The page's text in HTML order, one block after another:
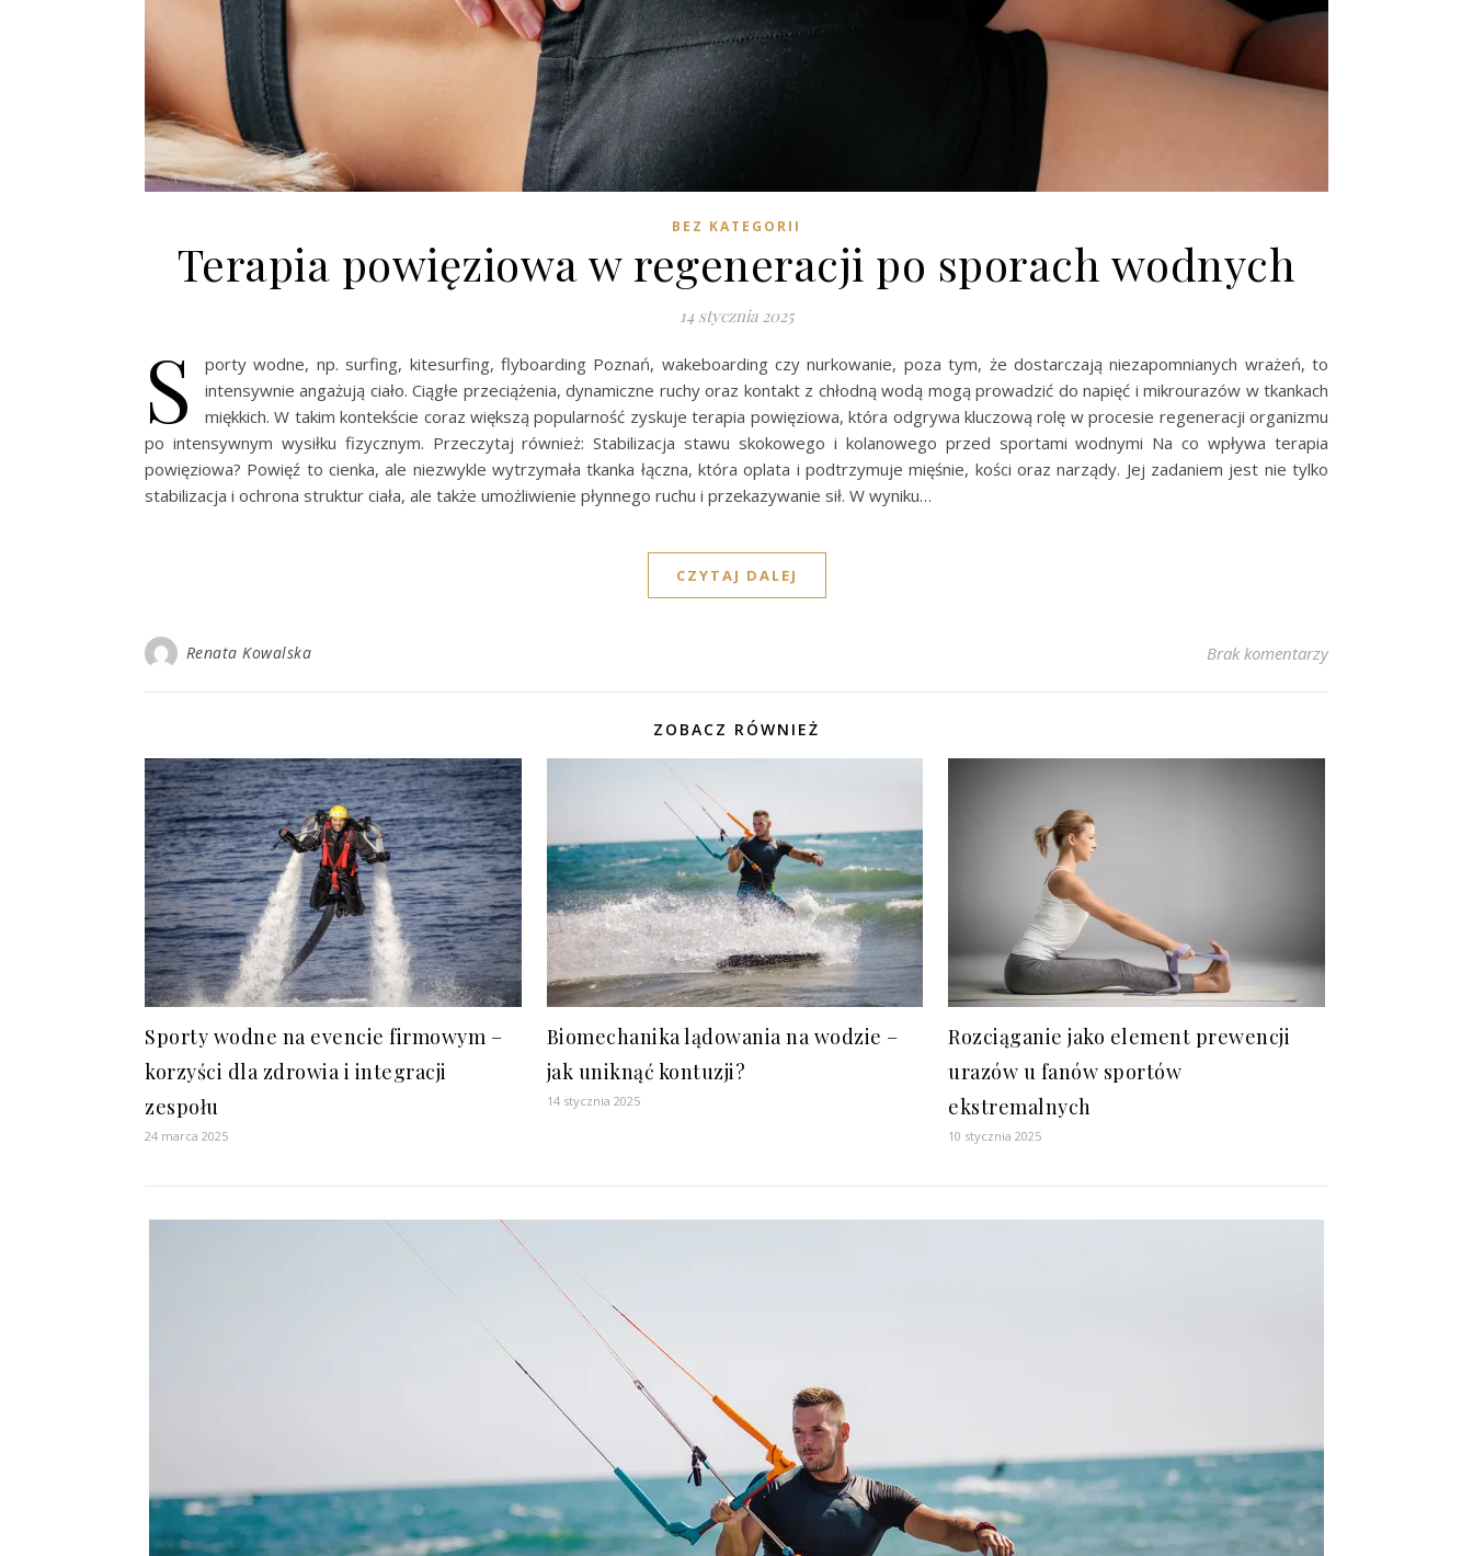
BEZ KATEGORII
Terapia powięziowa w regeneracji po sporach wodnych
14 stycznia 2025
S
porty wodne, np. surfing, kitesurfing, flyboarding Poznań, wakeboarding czy nurkowanie, poza tym, że dostarczają niezapomnianych wrażeń, to
intensywnie angażują ciało. Ciągłe przeciążenia, dynamiczne ruchy oraz kontakt z chłodną wodą mogą prowadzić do napięć i mikrourazów w tkankach
miękkich. W takim kontekście coraz większą popularność zyskuje terapia powięziowa, która odgrywa kluczową rolę w procesie regeneracji organizmu
po intensywnym wysiłku fizycznym. Przeczytaj również: Stabilizacja stawu skokowego i kolanowego przed sportami wodnymi Na co wpływa terapia
powięziowa? Powięź to cienka, ale niezwykle wytrzymała tkanka łączna, która oplata i podtrzymuje mięśnie, kości oraz narządy. Jej zadaniem jest nie tylko
stabilizacja i ochrona struktur ciała, ale także umożliwienie płynnego ruchu i przekazywanie sił. W wyniku…
CZYTAJ DALEJ
Renata Kowalska Brak komentarzy
ZOBACZ RÓWNIEŻ
Sporty wodne na evencie firmowym –
korzyści dla zdrowia i integracji
zespołu
24 marca 2025
Biomechanika lądowania na wodzie –
jak uniknąć kontuzji?
14 stycznia 2025
Rozciąganie jako element prewencji
urazów u fanów sportów
ekstremalnych
10 stycznia 2025